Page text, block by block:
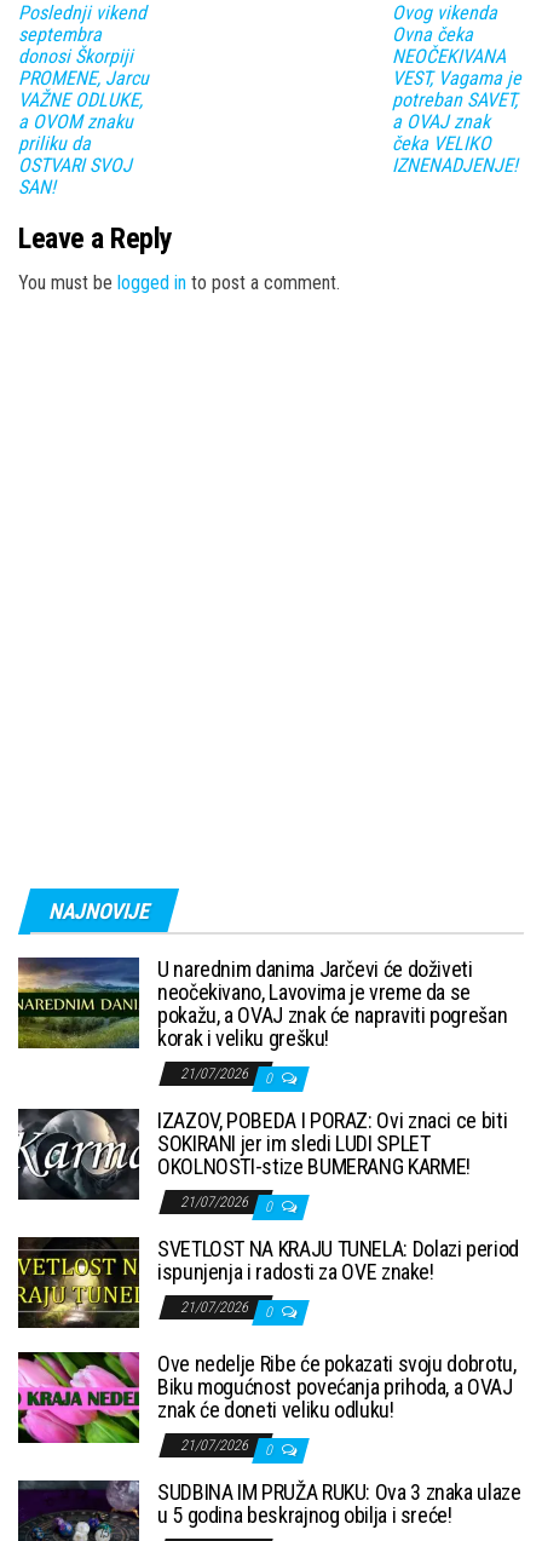
Poslednji vikend
septembra
donosi Škorpiji
PROMENE, Jarcu
VAŽNE ODLUKE,
a OVOM znaku
priliku da
OSTVARI SVOJ
SAN!
Ovog vikenda
Ovna čeka
NEOČEKIVANA
VEST, Vagama je
potreban SAVET,
a OVAJ znak
čeka VELIKO
IZNENADJENJE!
Leave a Reply
You must be logged in to post a comment.
NAJNOVIJE
U narednim danima Jarčevi će doživeti
neočekivano, Lavovima je vreme da se
pokažu, a OVAJ znak će napraviti pogrešan
korak i veliku grešku!
21/07/2026 0
IZAZOV, POBEDA I PORAZ: Ovi znaci ce biti
SOKIRANI jer im sledi LUDI SPLET
OKOLNOSTI-stize BUMERANG KARME!
21/07/2026 0
SVETLOST NA KRAJU TUNELA: Dolazi period
ispunjenja i radosti za OVE znake!
21/07/2026 0
Ove nedelje Ribe će pokazati svoju dobrotu,
Biku mogućnost povećanja prihoda, a OVAJ
znak će doneti veliku odluku!
21/07/2026 0
SUDBINA IM PRUŽA RUKU: Ova 3 znaka ulaze
u 5 godina beskrajnog obilja i sreće!